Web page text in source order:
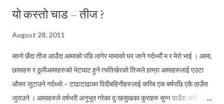
यो कस्तो चाड – तीज ?
August 28, 2011
सानो छँदा तीज आउँदा आमाको पछि लागेर मामाको घर जाने गर्दथ्यौं म र मेरो भाई । आमा,
छामाहरु र ठूलीआमाहरुको भेटघाट हुने त्यतिखेरको तिजले हाम्रा आमाहरुलाई एउटा
औसर जुटाउने गर्दथ्यो – टाढाटाढाका दिदीबहिनीहरुलाई करिब एक बर्षपछि एकै ठाउँमा
जुराउने । आमाहरुले वर्षभरी अनुभूत गरेका दुःखसुखका कुराहरु सुन्न पाउँदा अर्कै